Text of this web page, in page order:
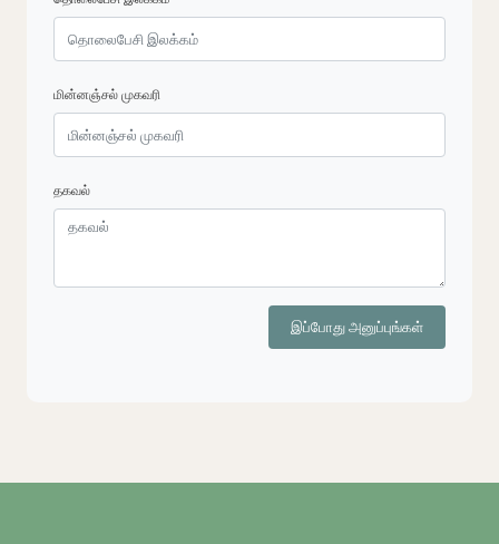
மின்னஞ்சல் முகவரி
தகவல்
இப்போது அனுப்புங்கள்